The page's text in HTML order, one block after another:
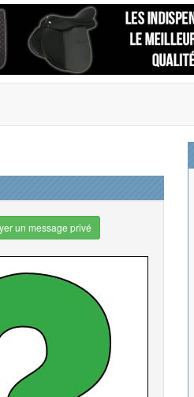
un message privé